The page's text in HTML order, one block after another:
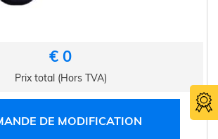
€ 0
Prix total (Hors TVA)
DE MODIFICATION